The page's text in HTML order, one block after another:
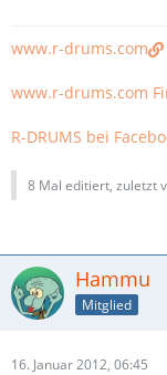
www.r-drums.com
www.r-drums.com
R-DRUMS bei
8 Mal editiert, zuletzt
Hammu
Mitglied
16. Januar 2012, 06:45